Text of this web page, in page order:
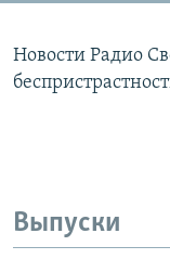
Новости Радио
Выпуски